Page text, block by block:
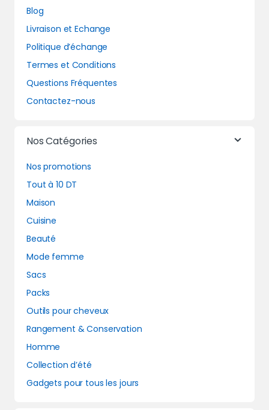
Blog
Livraison et Echange
Politique d’échange
Termes et Conditions
Questions Fréquentes
Contactez-nous
Nos Catégories
Nos promotions
Tout à 10 DT
Maison
Cuisine
Beauté
Mode femme
Sacs
Packs
Outils pour cheveux
Rangement & Conservation
Homme
Collection d’été
Gadgets pour tous les jours